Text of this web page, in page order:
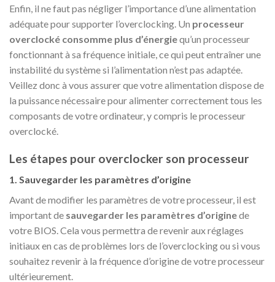
Enfin, il ne faut pas négliger l’importance d’une alimentation
adéquate pour supporter l’overclocking. Un processeur
overclocké consomme plus d’énergiequ’un processeur
fonctionnant à sa fréquence initiale, ce qui peut entraîner une
instabilité du système si l’alimentation n’est pas adaptée.
Veillez donc à vous assurer que votre alimentation dispose de
la puissance nécessaire pour alimenter correctement tous les
composants de votre ordinateur, y compris le processeur
overclocké.
Les étapes pour overclocker son processeur
1. Sauvegarder les paramètres d’origine
Avant de modifier les paramètres de votre processeur, il est
important de sauvegarder les paramètres d’originede
votre BIOS. Cela vous permettra de revenir aux réglages
initiaux en cas de problèmes lors de l’overclocking ou si vous
souhaitez revenir à la fréquence d’origine de votre processeur
ultérieurement.